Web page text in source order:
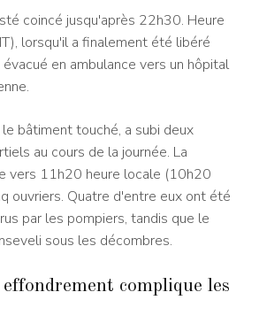
coincé jusqu'après 22h30. Heure
lorsqu'il a finalement été libéré
en ambulance vers un hôpital
le bâtiment touché, a subi deux
au cours de la journée. La
vers 11h20 heure locale (10h20
ouvriers. Quatre d'entre eux ont été
par les pompiers, tandis que le
sous les décombres.
complique les